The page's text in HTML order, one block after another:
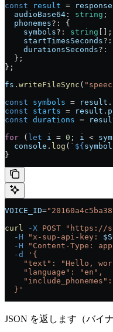
const result = response
  audioBase64
: string ;
  phonemes
?: {
    symbols
?: string [];
    startTimesSeconds
?:
    durationsSeconds
?:
  };
};
fs . writeFileSync (
const symbols = result .
const starts = result .
const durations =
for ( let i = 0 ; i <
  console
. log ( ` ${
}
VOICE_ID=
curl
-X POST "https://
  -H
"x-sup-api-key:
  -H
"Content-Type:
  -d
'{
"text": "Hello,
    "language": "en",
  }'
JSON を返します（バイ